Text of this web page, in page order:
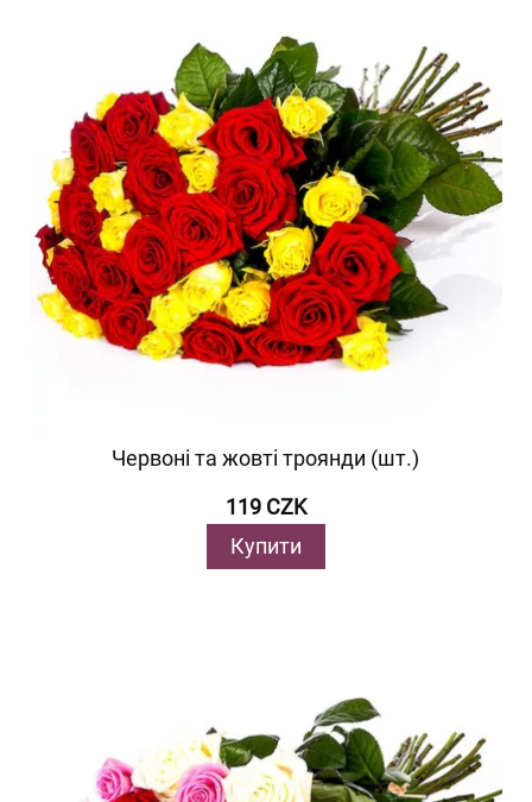
Червоні та жовті троянди (шт.)
119 CZK
Купити